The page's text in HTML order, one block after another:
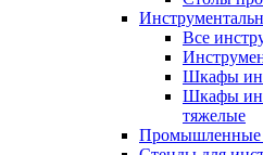
Все
Шкафы
Шкафы
тяжелые
Промышленные